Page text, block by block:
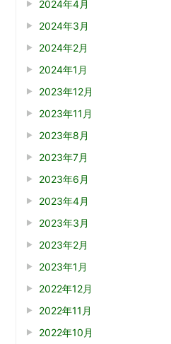
2024年4月
2024年3月
2024年2月
2024年1月
2023年12月
2023年11月
2023年8月
2023年7月
2023年6月
2023年4月
2023年3月
2023年2月
2023年1月
2022年12月
2022年11月
2022年10月